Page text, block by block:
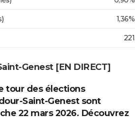
1,36%
221
Genest [EN DIRECT]
tour des élections
Saint-Genest sont
22 mars 2026. Découvrez